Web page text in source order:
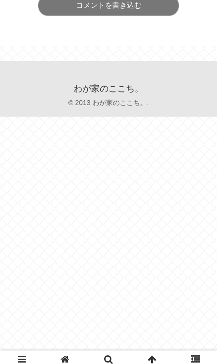
コメントを書き込む
わが家のここち。
© 2013 わが家のここち。.